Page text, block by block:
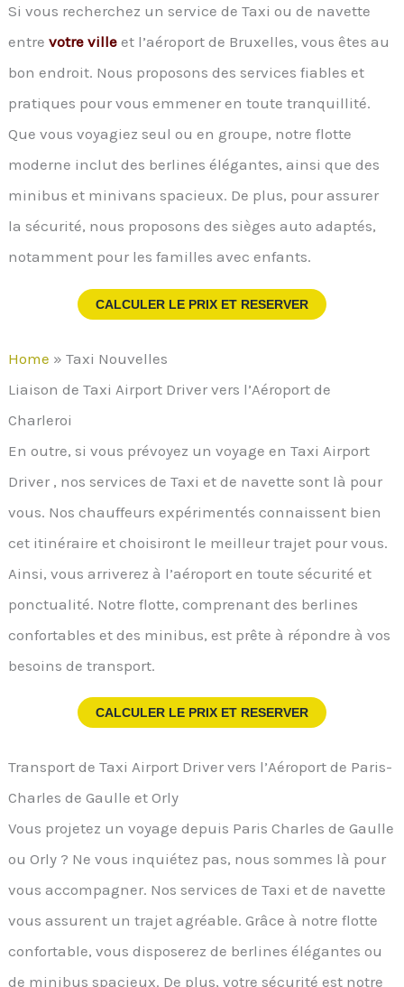
Si vous recherchez un service de Taxi ou de navette
entrevotre ville et l’aéroport de Bruxelles, vous êtes au
bon endroit. Nous proposons des services fiables et
pratiques pour vous emmener en toute tranquillité.
Que vous voyagiez seul ou en groupe, notre flotte
moderne inclut des berlines élégantes, ainsi que des
minibus et minivans spacieux. De plus, pour assurer
la sécurité, nous proposons des sièges auto adaptés,
notamment pour les familles avec enfants.
CALCULER LE PRIX ET RESERVER
Home »Taxi Nouvelles
Liaison de Taxi Airport Driver vers l’Aéroport de
Charleroi
En outre, si vous prévoyez un voyage en Taxi Airport
Driver , nos services de Taxi et de navette sont là pour
vous. Nos chauffeurs expérimentés connaissent bien
cet itinéraire et choisiront le meilleur trajet pour vous.
Ainsi, vous arriverez à l’aéroport en toute sécurité et
ponctualité. Notre flotte, comprenant des berlines
confortables et des minibus, est prête à répondre à vos
besoins de transport.
CALCULER LE PRIX ET RESERVER
Transport de Taxi Airport Driver vers l’Aéroport de Paris-
Charles de Gaulle et Orly
Vous projetez un voyage depuis Paris Charles de Gaulle
ou Orly ? Ne vous inquiétez pas, nous sommes là pour
vous accompagner. Nos services de Taxi et de navette
vous assurent un trajet agréable. Grâce à notre flotte
confortable, vous disposerez de berlines élégantes ou
de minibus spacieux. De plus, votre sécurité est notre